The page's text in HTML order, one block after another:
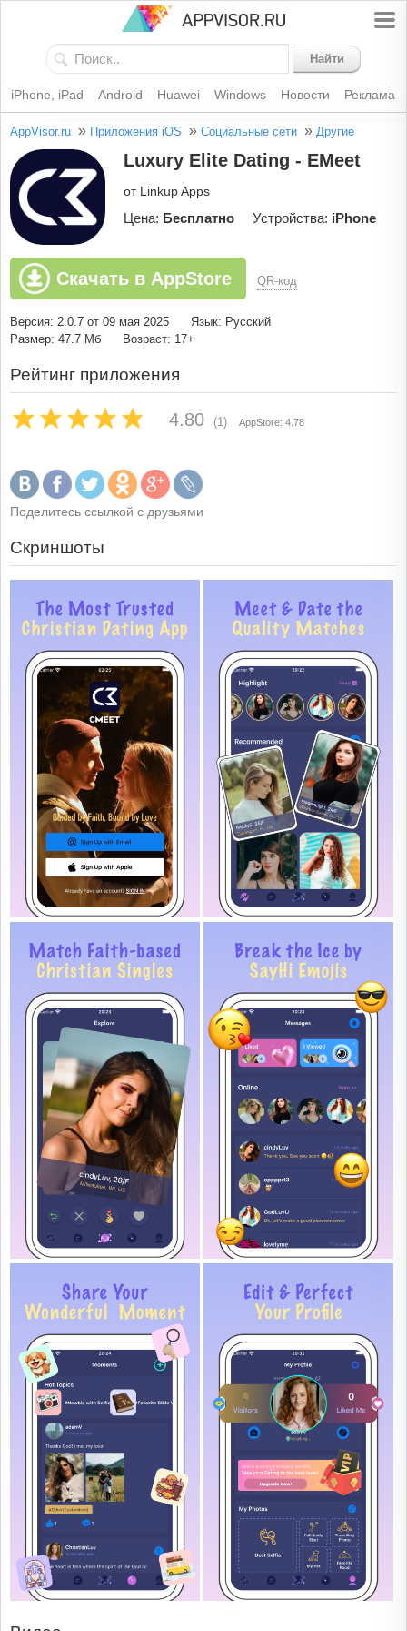
Найти
iPhone, iPad Android Huawei Windows Новости Реклама
AppVisor.ru » Приложения iOS » Социальные сети » Другие
Luxury Elite Dating - EMeet
от Linkup Apps
Цена: Бесплатно Устройства: iPhone
Скачать в AppStore QR-код
Версия: 2.0.7 от 09 мая 2025
Язык: Русский
Размер: 47.7 Мб
Возраст: 17+
Рейтинг приложения
4.80 (1) AppStore: 4.78
Поделитесь ссылкой с друзьями
Скриншоты